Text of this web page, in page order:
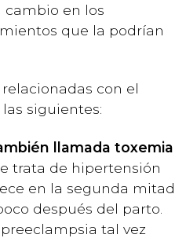
en los
que la podrían
con el
siguientes:
llamada toxemia
trata de hipertensión
en la segunda mitad
después del parto.
tal vez